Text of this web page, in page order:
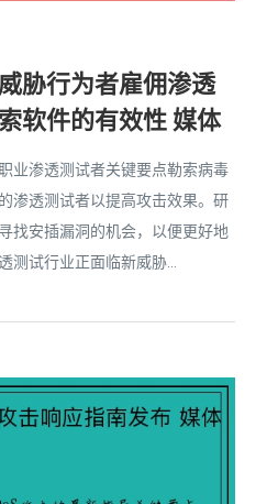
胁行为者雇佣渗透
软件的有效性 媒体
业渗透测试者关键要点勒索病毒
渗透测试者以提高攻击效果。研
找安插漏洞的机会，以便更好地
测试行业正面临新威胁...